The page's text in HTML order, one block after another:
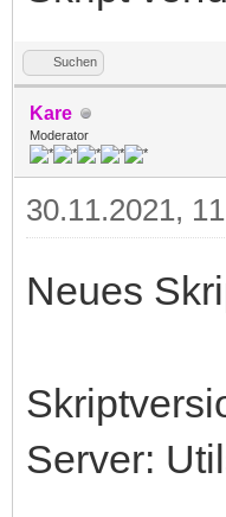
Suchen
Kare
Moderator
30.11.2021,
Neues
Server: